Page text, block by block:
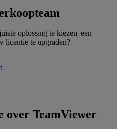
oplossing te kiezen, een
licentie te upgraden?
over TeamViewer